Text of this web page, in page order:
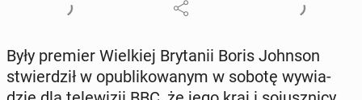
Były premier Wiel­kiej Bry­ta­nii Boris Johnson
stwier­dził w opu­bli­ko­wa­nym w sobotę wy­wia­